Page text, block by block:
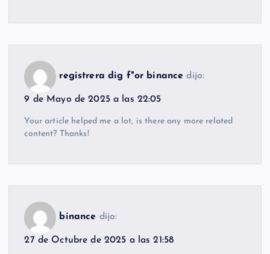
registrera dig f"or binance dijo:
9 de Mayo de 2025 a las 22:05
Your article helped me a lot, is there any more related
content? Thanks!
binance dijo:
27 de Octubre de 2025 a las 21:58